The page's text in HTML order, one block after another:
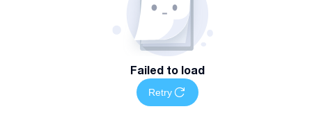
Failed to load
Retry